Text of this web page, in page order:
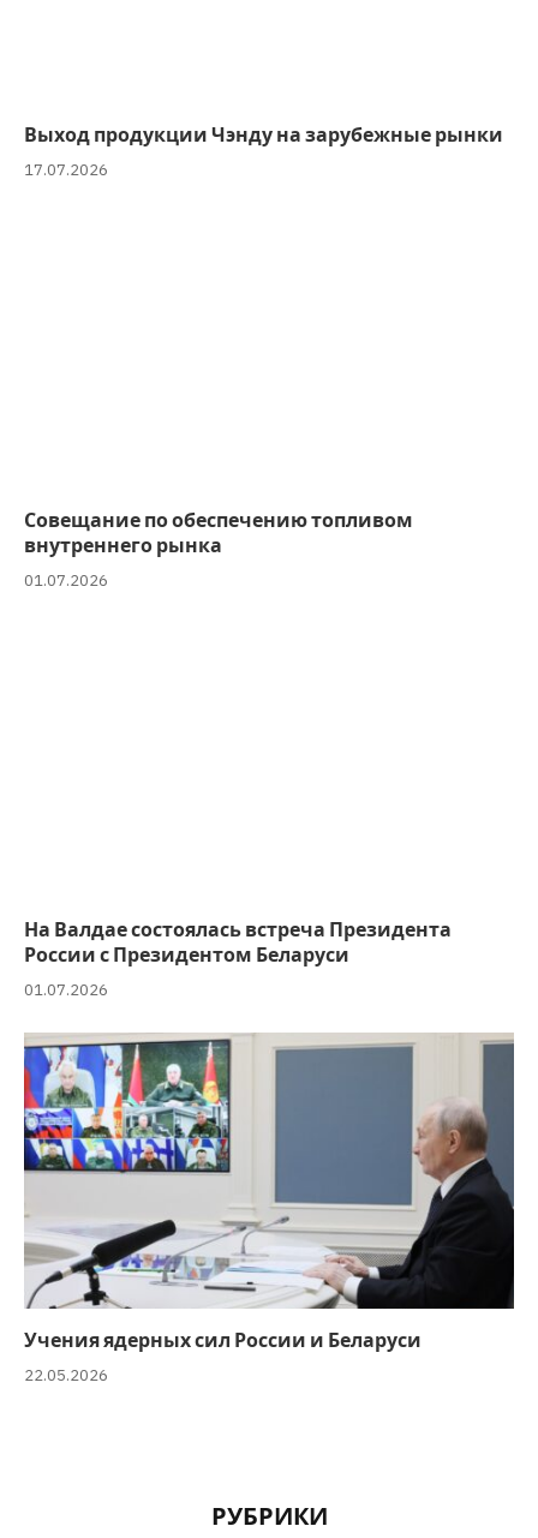
Выход продукции Чэнду на зарубежные рынки
17.07.2026
Совещание по обеспечению топливом
внутреннего рынка
01.07.2026
На Валдае состоялась встреча Президента
России с Президентом Беларуси
01.07.2026
Учения ядерных сил России и Беларуси
22.05.2026
РУБРИКИ